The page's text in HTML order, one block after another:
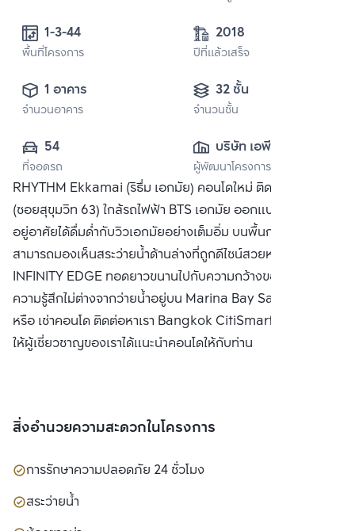
1-3-44
พื้นที่โครงการ
2018
ปีที่แล้วเสร็จ
1 อาคาร
จำนวนอาคาร
32 ชั้น
จำนวนชั้น
54
ที่จอดรถ
บริษัท เอพี (เอกมัย)
จำกัด
ผู้พัฒนาโครงการ
RHYTHM Ekkamai (ริธึ่ม เอกมัย) คอนโดใหม่ ติดถนนเอกมัย
(ซอยสุขุมวิท 63) ใกล้รถไฟฟ้า BTS เอกมัย ออกแบบมาเพื่อให้ผู้
อยู่อาศัยได้ดื่มด่ำกับวิวเอกมัยอย่างเต็มอิ่ม บนพื้นกระจกใสที่
สามารถมองเห็นสระว่ายน้ำด้านล่างที่ถูกดีไซน์สวยหรู แบบ
INFINITY EDGE ทอดยาวขนานไปกับความกว้างของอาคาร ให้
ความรู้สึกไม่ต่างจากว่ายน้ำอยู่บน Marina Bay Sands ซื้อ ขาย
หรือ เช่าคอนโด ติดต่อหาเรา Bangkok CitiSmart ได้ทันที เพื่อ
ให้ผู้เชี่ยวชาญของเราได้แนะนำคอนโดให้กับท่าน
สิ่งอำนวยความสะดวกในโครงการ
การรักษาความปลอดภัย 24 ชั่วโมง
สระว่ายน้ำ